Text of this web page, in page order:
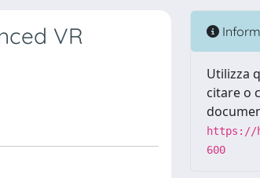
VR
Utilizza
citare o
https://
600